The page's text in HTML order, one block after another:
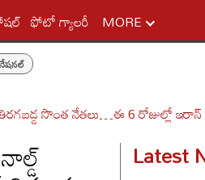
ఫోటో గ్యాలరీ MORE
సొంత నేతలు…ఈ 6 రోజుల్లో
Latest